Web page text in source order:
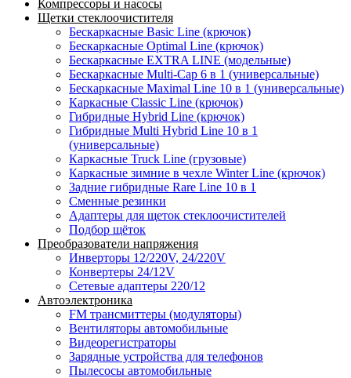
Компрессоры и насосы
Щетки стеклоочистителя
Бескаркасные Basic Line (крючок)
Бескаркасные Optimal Line (крючок)
Бескаркасные EXTRA LINE (модельные)
Бескаркасные Multi-Cap 6 в 1 (универсальные)
Бескаркасные Maximal Line 10 в 1 (универсальные)
Каркасные Classic Line (крючок)
Гибридные Hybrid Line (крючок)
Гибридные Multi Hybrid Line 10 в 1
(универсальные)
Каркасные Truck Line (грузовые)
Каркасные зимние в чехле Winter Line (крючок)
Задние гибридные Rare Line 10 в 1
Сменные резинки
Адаптеры для щеток стеклоочистителей
Подбор щёток
Преобразователи напряжения
Инверторы 12/220V, 24/220V
Конвертеры 24/12V
Сетевые адаптеры 220/12
Автоэлектроника
FM трансмиттеры (модуляторы)
Вентиляторы автомобильные
Видеорегистраторы
Зарядные устройства для телефонов
Пылесосы автомобильные